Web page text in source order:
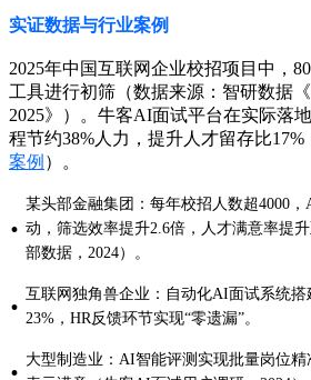
实证数据与行业案例
2025年中国互联网企业校招项目中，
工具进行初筛（数据来源：智研数据
2025》）。牛客AI面试平台在实际落
程节约38%人力，提升人才留存比
案例 ）。
·
某头部金融集团：每年校招人数超4000
动，筛选效率提升2.6倍，人才满意率提
部数据，2024）。
· 互联网独角兽企业：自动化AI面试系统
23%，HR反馈环节实现“零遗漏”。
· 大型制造业：AI智能评测实现批量岗位精